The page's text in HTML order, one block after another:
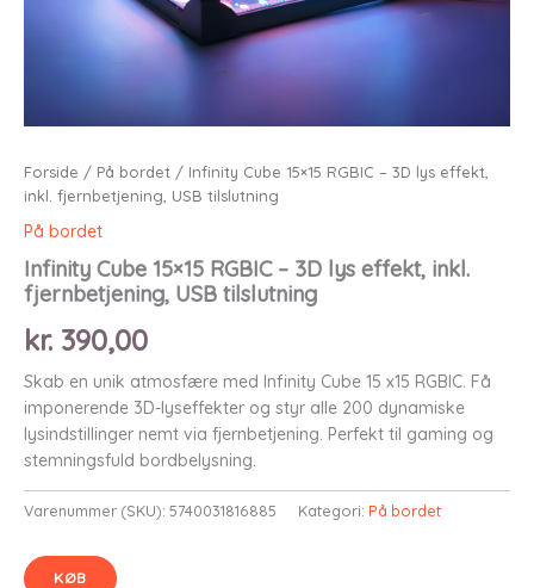
Forside / På bordet / Infinity Cube 15×15 RGBIC – 3D lys effekt,
inkl. fjernbetjening, USB tilslutning
På bordet
Infinity Cube 15×15 RGBIC – 3D lys effekt, inkl.
fjernbetjening, USB tilslutning
kr. 390,00
Skab en unik atmosfære med Infinity Cube 15 x15 RGBIC. Få
imponerende 3D-lyseffekter og styr alle 200 dynamiske
lysindstillinger nemt via fjernbetjening. Perfekt til gaming og
stemningsfuld bordbelysning.
Varenummer (SKU): 5740031816885 Kategori: På bordet
KØB